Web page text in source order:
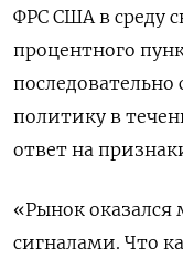
ФРС США в среду
процентного
политику в
ответ на
«Рынок
сигналами. Что